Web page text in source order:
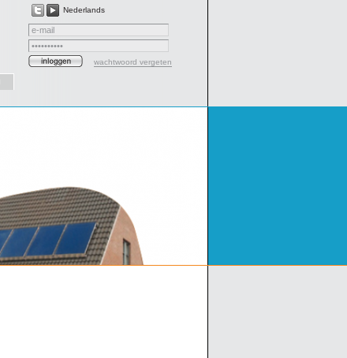
wachtwoord vergeten
Nederlands